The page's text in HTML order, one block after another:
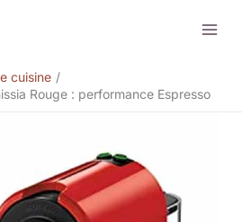
cuisine
Rouge : performance Espresso